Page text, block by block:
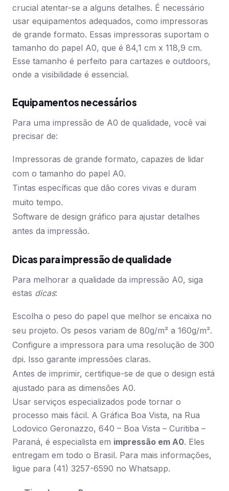
crucial atentar-se a alguns detalhes. É necessário
usar equipamentos adequados, como impressoras
de grande formato. Essas impressoras suportam o
tamanho do papel A0, que é 84,1 cm x 118,9 cm.
Esse tamanho é perfeito para cartazes e outdoors,
onde a visibilidade é essencial.
Equipamentos necessários
Para uma impressão de A0 de qualidade, você vai
precisar de:
Impressoras de grande formato, capazes de lidar
com o tamanho do papel A0.
Tintas específicas que dão cores vivas e duram
muito tempo.
Software de design gráfico para ajustar detalhes
antes da impressão.
Dicas para impressão de qualidade
Para melhorar a qualidade da impressão A0, siga
estas dicas:
Escolha o peso do papel que melhor se encaixa no
seu projeto. Os pesos variam de 80g/m² a 160g/m².
Configure a impressora para uma resolução de 300
dpi. Isso garante impressões claras.
Antes de imprimir, certifique-se de que o design está
ajustado para as dimensões A0.
Usar serviços especializados pode tornar o
processo mais fácil. A Gráfica Boa Vista, na Rua
Lodovico Geronazzo, 640 – Boa Vista – Curitiba –
Paraná, é especialista em impressão em A0. Eles
entregam em todo o Brasil. Para mais informações,
ligue para (41) 3257-6590 no Whatsapp.